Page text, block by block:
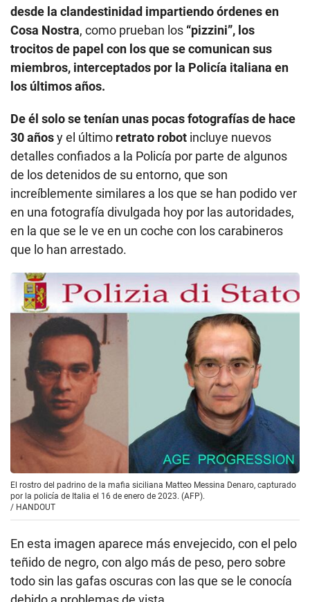
desde la clandestinidad impartiendo órdenes en
Cosa Nostra, como prueban los “pizzini”, los
trocitos de papel con los que se comunican sus
miembros, interceptados por la Policía italiana en
los últimos años.
De él solo se tenían unas pocas fotografías de hace
30 añosy el último retrato robot incluye nuevos
detalles confiados a la Policía por parte de algunos
de los detenidos de su entorno, que son
increíblemente similares a los que se han podido ver
en una fotografía divulgada hoy por las autoridades,
en la que se le ve en un coche con los carabineros
que lo han arrestado.
El rostro del padrino de la mafia siciliana Matteo Messina Denaro, capturado
por la policía de Italia el 16 de enero de 2023. (AFP).
/ HANDOUT
En esta imagen aparece más envejecido, con el pelo
teñido de negro, con algo más de peso, pero sobre
todo sin las gafas oscuras con las que se le conocía